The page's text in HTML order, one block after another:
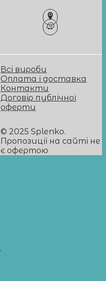
Всі вироби
Оплата і доставка
Контакти
Договір публічної
оферти
© 2025 Splenko.
Пропозиції на сайті не
є офертою